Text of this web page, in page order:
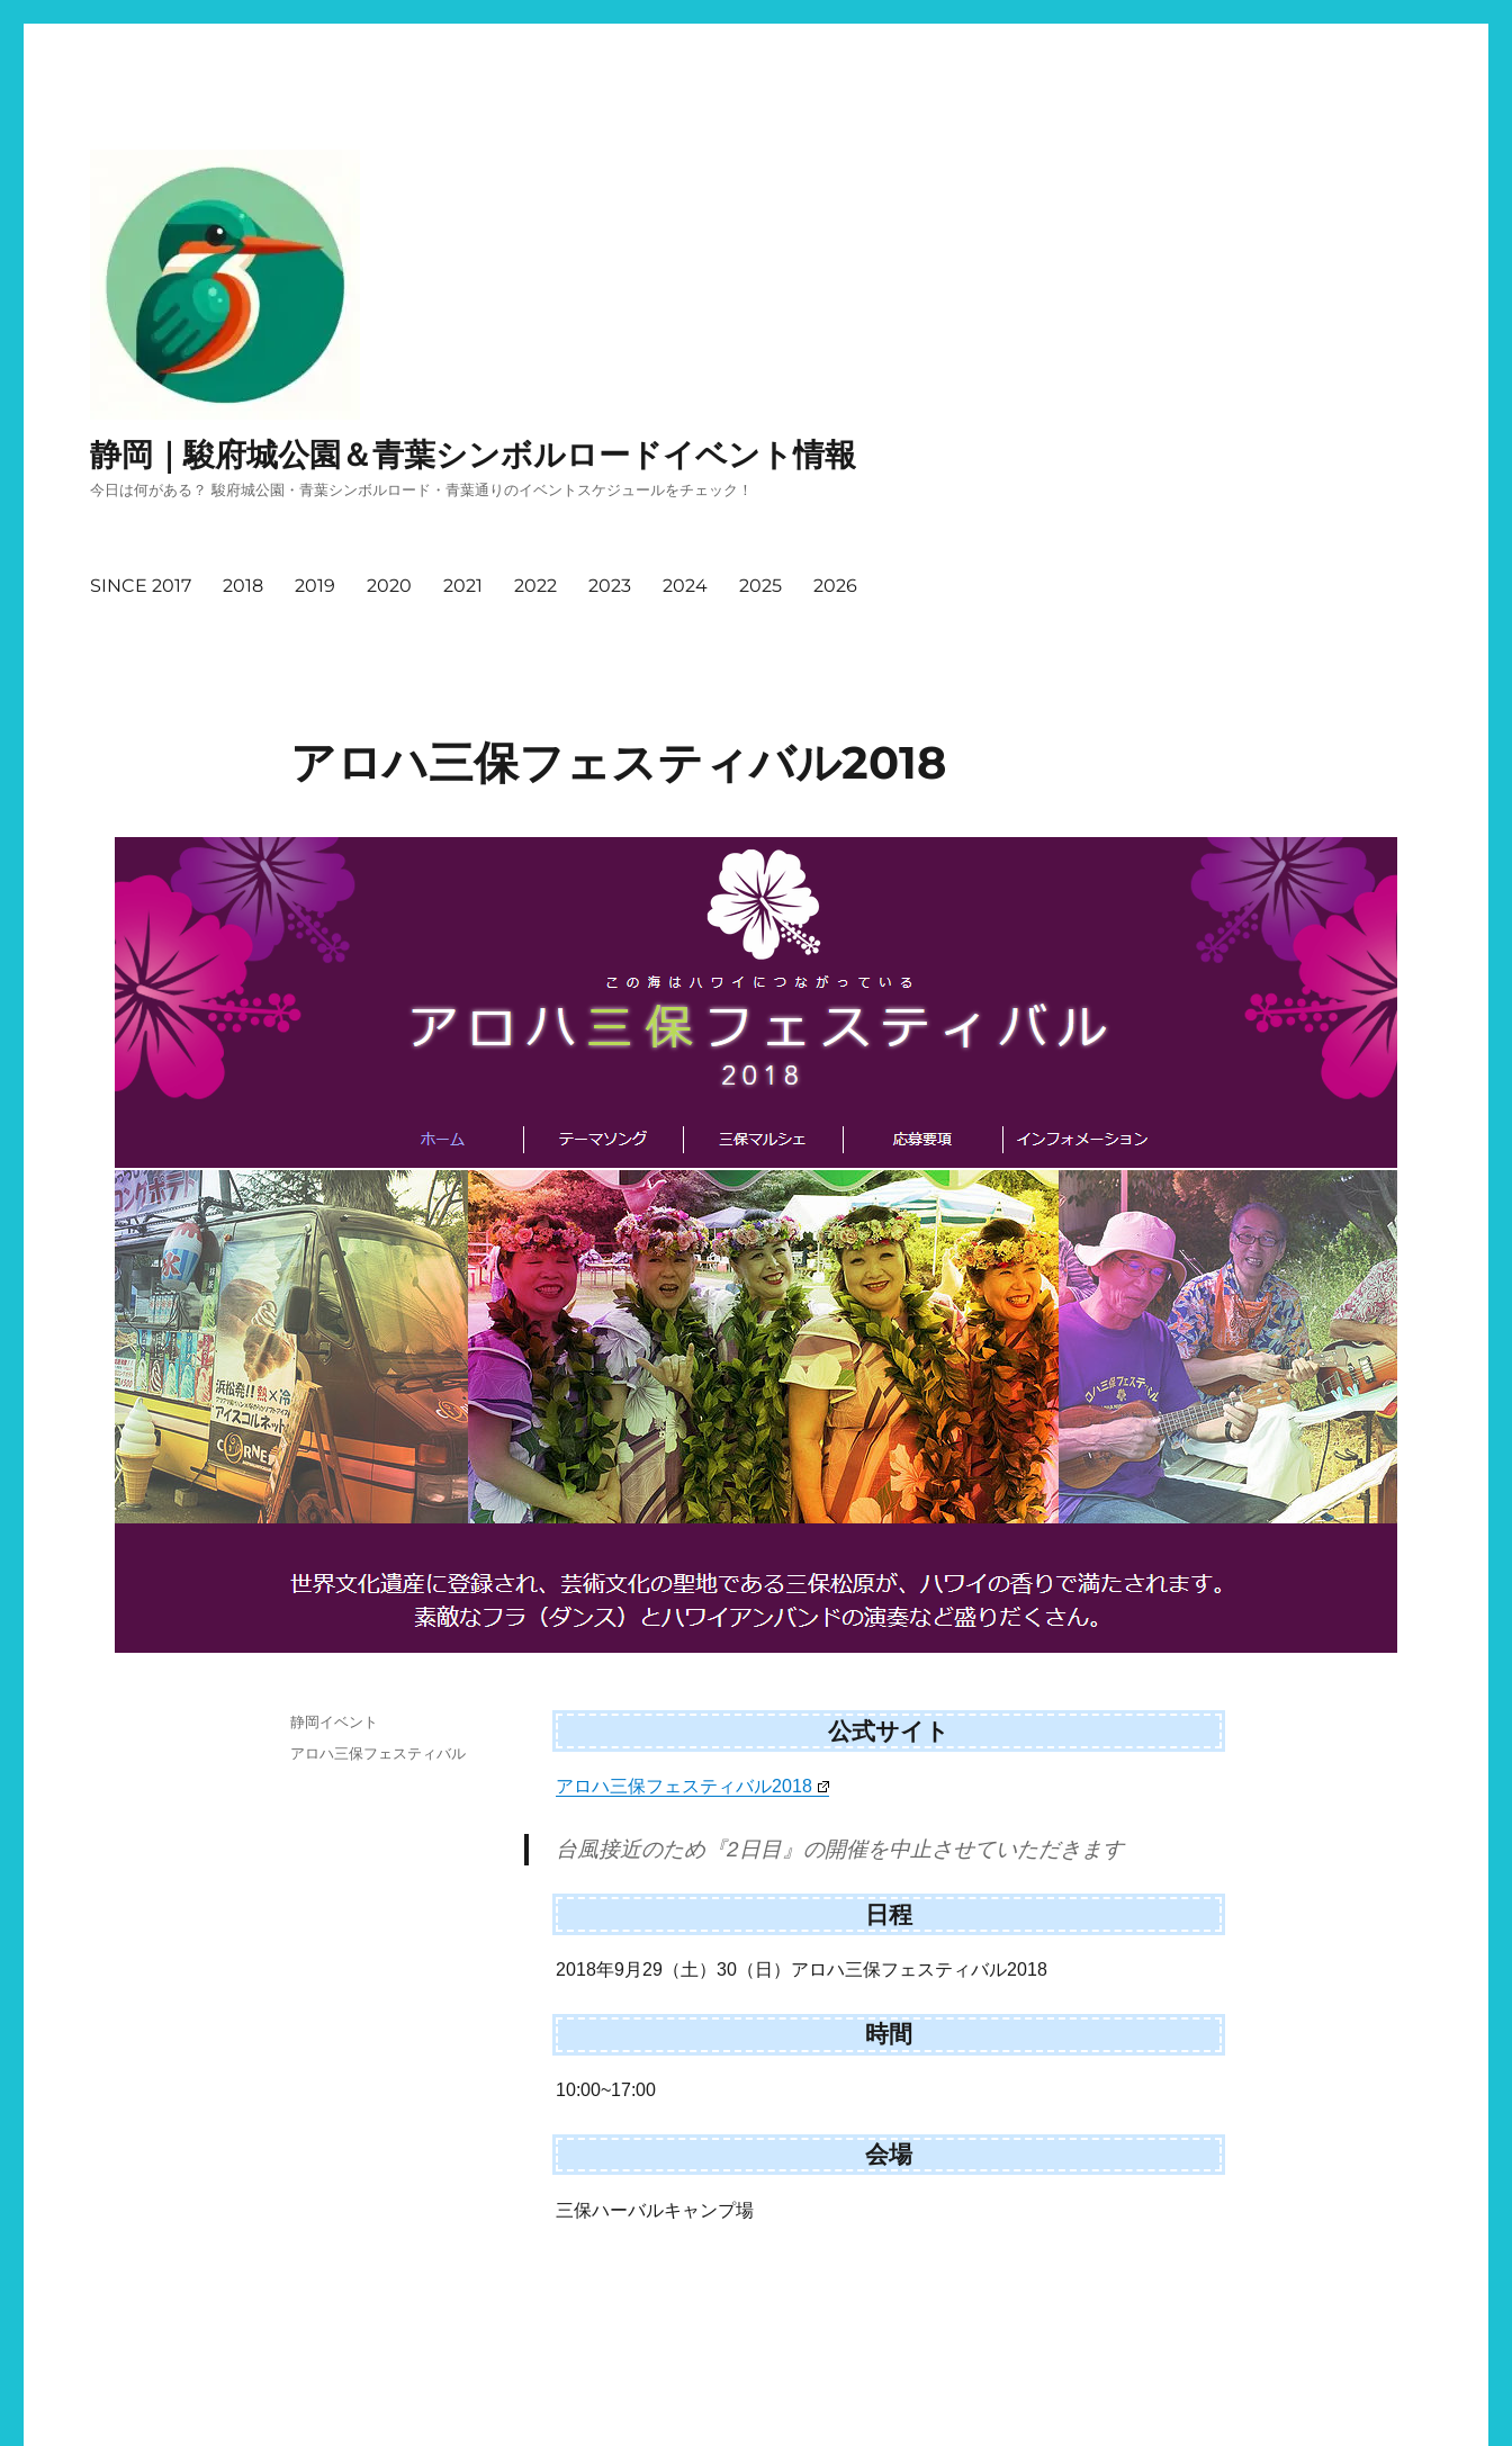
静岡｜駿府城公園＆青葉シンボルロードイベント情報
今日は何がある？ 駿府城公園・青葉シンボルロード・青葉通りのイベントスケジュールをチェック！
SINCE 2017 2018 2019 2020 2021 2022 2023 2024 2025 2026
アロハ三保フェスティバル2018
公式サイト
アロハ三保フェスティバル2018
台風接近のため『2日目』の開催を中止させていただきます
日程
2018年9月29（土）30（日）アロハ三保フェスティバル2018
時間
10:00~17:00
会場
三保ハーバルキャンプ場
投
日:
カ
静岡イベント
タ
アロハ三保フェスティバル